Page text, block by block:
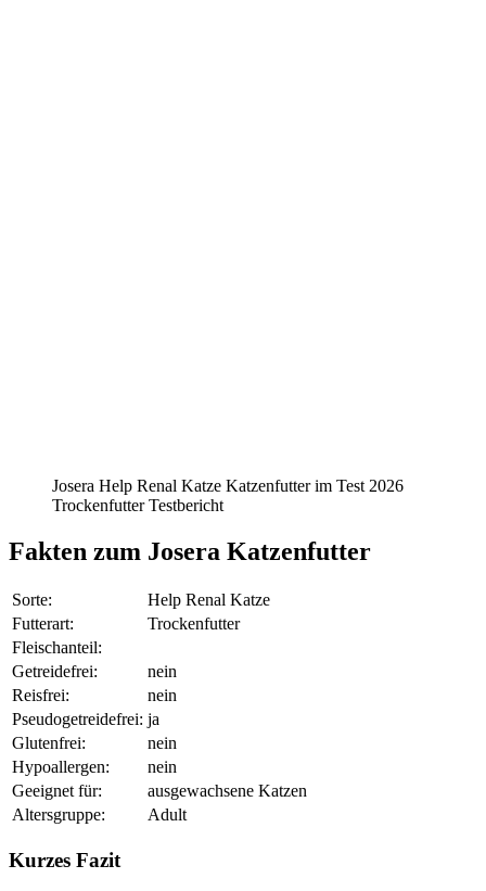
Josera Help Renal Katze Katzenfutter im Test 2026
Trockenfutter Testbericht
Fakten zum Josera Katzenfutter
Sorte:
Help Renal Katze
Futterart:
Trockenfutter
Fleischanteil:
Getreidefrei:
nein
Reisfrei:
nein
Pseudogetreidefrei: ja
Glutenfrei:
nein
Hypoallergen:
nein
Geeignet für:
ausgewachsene Katzen
Altersgruppe:
Adult
Kurzes Fazit